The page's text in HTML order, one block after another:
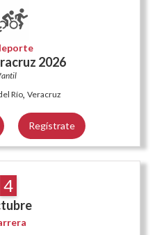
2026
Río, Veracruz
Regístrate
4